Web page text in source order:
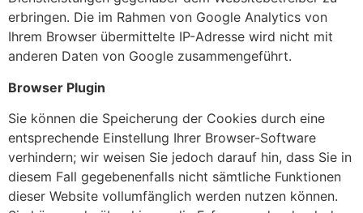
erbringen. Die im Rahmen von Google Analytics von
Ihrem Browser übermittelte IP-Adresse wird nicht mit
anderen Daten von Google zusammengeführt.
Browser Plugin
Sie können die Speicherung der Cookies durch eine
entsprechende Einstellung Ihrer Browser-Software
verhindern; wir weisen Sie jedoch darauf hin, dass Sie in
diesem Fall gegebenenfalls nicht sämtliche Funktionen
dieser Website vollumfänglich werden nutzen können.